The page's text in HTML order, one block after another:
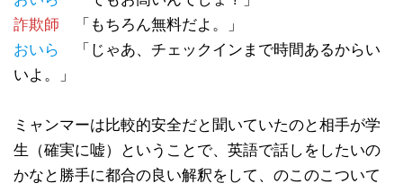
詐欺師 「もちろん無料だよ。」
おいら
「じゃあ、チェックインまで時間あるからい
いよ。」
ミャンマーは比較的安全だと聞いていたのと相手が学
生（確実に嘘）ということで、英語で話しをしたいの
かなと勝手に都合の良い解釈をして、のこのこついて